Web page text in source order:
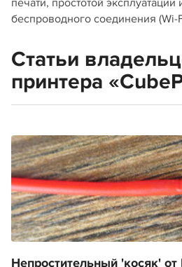
печати, простотой
беспроводного соединения (Wi-
Статьи
принтера
Непростительный 'косяк'